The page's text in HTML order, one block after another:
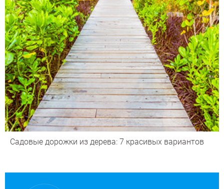
Садовые дорожки из дерева: 7 красивых вариантов